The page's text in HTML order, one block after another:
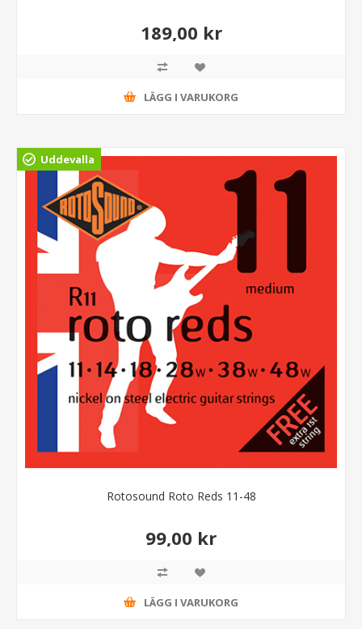
189,00 kr
LÄGG I VARUKORG
Uddevalla
Rotosound Roto Reds 11-48
99,00 kr
LÄGG I VARUKORG